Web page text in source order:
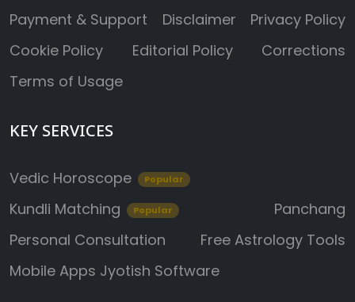
Payment & Support
Disclaimer
Privacy Policy
Cookie Policy
Editorial Policy
Corrections
Terms of Usage
KEY SERVICES
Vedic Horoscope Popular
Kundli Matching Popular
Panchang
Personal Consultation
Free Astrology Tools
Mobile Apps Jyotish Software